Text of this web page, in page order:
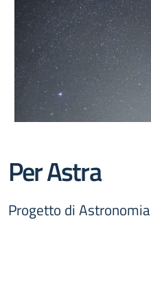
Per Astra
Progetto di Astronomia